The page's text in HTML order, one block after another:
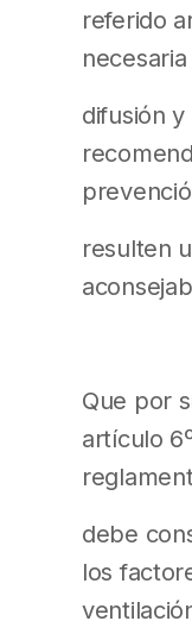
referido
necesaria
difusión
resulten
Que por
artículo
debe
los